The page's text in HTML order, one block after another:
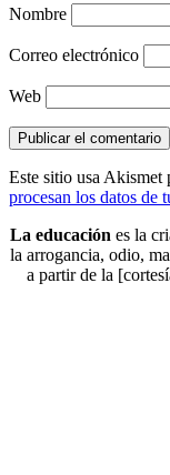
Nombre
Correo electrónico
Web
Este sitio usa Akismet
procesan los datos de
La educaciónes la
la arrogancia, odio,
a partir de la